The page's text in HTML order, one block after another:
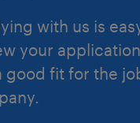
with us is
your
good fit for the